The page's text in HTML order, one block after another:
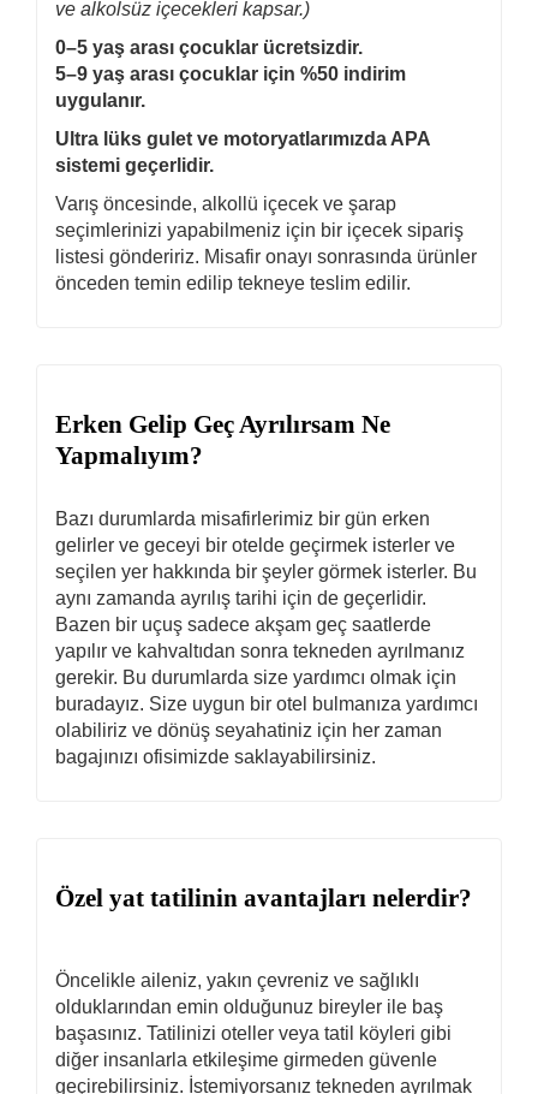
ve alkolsüz içecekleri kapsar.)
0–5 yaş arası çocuklar ücretsizdir.
5–9 yaş arası çocuklar için %50 indirim
uygulanır.
Ultra lüks gulet ve motoryatlarımızda APA
sistemi geçerlidir.
Varış öncesinde, alkollü içecek ve şarap
seçimlerinizi yapabilmeniz için bir içecek sipariş
listesi göndeririz. Misafir onayı sonrasında ürünler
önceden temin edilip tekneye teslim edilir.
Erken Gelip Geç Ayrılırsam Ne
Yapmalıyım?
Bazı durumlarda misafirlerimiz bir gün erken
gelirler ve geceyi bir otelde geçirmek isterler ve
seçilen yer hakkında bir şeyler görmek isterler. Bu
aynı zamanda ayrılış tarihi için de geçerlidir.
Bazen bir uçuş sadece akşam geç saatlerde
yapılır ve kahvaltıdan sonra tekneden ayrılmanız
gerekir. Bu durumlarda size yardımcı olmak için
buradayız. Size uygun bir otel bulmanıza yardımcı
olabiliriz ve dönüş seyahatiniz için her zaman
bagajınızı ofisimizde saklayabilirsiniz.
Özel yat tatilinin avantajları nelerdir?
Öncelikle aileniz, yakın çevreniz ve sağlıklı
olduklarından emin olduğunuz bireyler ile baş
başasınız. Tatilinizi oteller veya tatil köyleri gibi
diğer insanlarla etkileşime girmeden güvenle
geçirebilirsiniz. İstemiyorsanız tekneden ayrılmak